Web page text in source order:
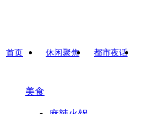
首页 休闲聚焦 都市夜话
美食